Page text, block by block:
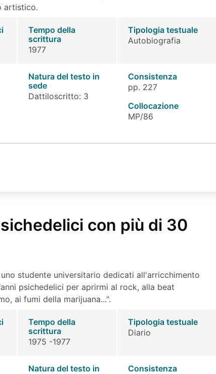
artistico.
Tempo della
scrittura
1977
Tipologia testuale
Autobiografia
Natura del testo in
sede
Dattiloscritto: 3
Consistenza
pp. 227
Collocazione
MP/86
con più di 30
studente universitario dedicati all'arricchimento
psichedelici per aprirmi al rock, alla beat
ai fumi della marijuana...".
Tempo della
scrittura
1975 -1977
Tipologia testuale
Diario
Natura del testo in
Consistenza